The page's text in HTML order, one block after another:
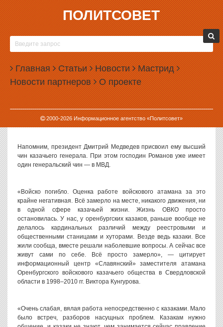
ПОЛИТСОВЕТ
Главная Статьи Новости Мастрид
Новости партнеров О проекте
2000-2026Информационное агентство «Политсовет»
24.10.2011, 16:16
КАЗАКИ НЕДОВОЛЬНЫ РАБОТОЙ ВЛАДИМИРА
РОМАНОВА
Информационный центр «Славянский» публикует результаты
обзорного опроса казаков и атаманов с оценкой событий,
произошедших в казачестве за год с момента избрания
Владимира Романова атаманом Оренбургского войскового
казачьего общества. Как показал опрос, большинство казаков
недовольны работой генерала.
Напомним, президент Дмитрий Медведев присвоил ему высший
чин казачьего генерала. При этом господин Романов уже имеет
один генеральский чин — в МВД.
«Войско погибло. Оценка работе войскового атамана за это
крайне негативная. Всё замерло на месте, никакого движения, ни
в одной сфере казачьей жизни. Жизнь ОВКО просто
остановилась. У нас, у оренбургских казаков, раньше вообще не
делалось кардинальных различий между реестровыми и
общественными станицами и хуторами. Везде ведь казаки. Все
жили сообща, вместе решали наболевшие вопросы. А сейчас все
живут сами по себе. Всё просто замерло», — цитирует
информационный центр «Славянский» заместителя атамана
Оренбургского войскового казачьего общества в Свердловской
области в 1998–2010 гг. Виктора Кунгурова.
«Очень слабая, вялая работа непосредственно с казаками. Мало
было встреч, разборов насущных проблем. Казакам нужно